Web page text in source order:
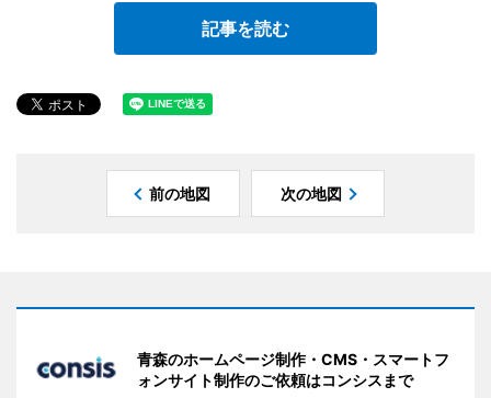
記事を読む
前の地図 次の地図
青森のホームページ制作・CMS・スマートフ
ォンサイト制作のご依頼はコンシスまで